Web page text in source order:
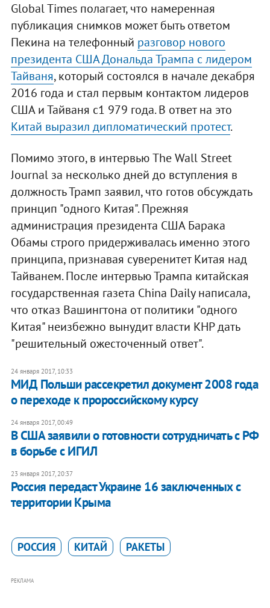
Global Times полагает, что намеренная
публикация снимков может быть ответом
Пекина на телефонный разговор нового
президента США Дональда Трампа с лидером
Тайваня, который состоялся в начале декабря
2016 года и стал первым контактом лидеров
США и Тайваня с1 979 года. В ответ на это
Китай выразил дипломатический протест.
Помимо этого, в интервью The Wall Street
Journal за несколько дней до вступления в
должность Трамп заявил, что готов обсуждать
принцип "одного Китая". Прежняя
администрация президента США Барака
Обамы строго придерживалась именно этого
принципа, признавая суверенитет Китая над
Тайванем. После интервью Трампа китайская
государственная газета China Daily написала,
что отказ Вашингтона от политики "одного
Китая" неизбежно вынудит власти КНР дать
"решительный ожесточенный ответ".
24 января 2017, 10:33
МИД Польши рассекретил документ 2008 года
о переходе к пророссийскому курсу
24 января 2017, 00:49
В США заявили о готовности сотрудничать с РФ
в борьбе с ИГИЛ
23 января 2017, 20:37
Россия передаст Украине 16 заключенных с
территории Крыма
РОССИЯ КИТАЙ РАКЕТЫ
РЕКЛАМА